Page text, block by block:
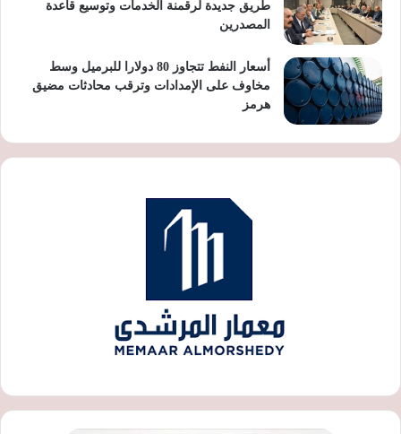
طريق جديدة لرقمنة الخدمات وتوسيع قاعدة
المصدرين
أسعار النفط تتجاوز 80 دولارا للبرميل وسط
مخاوف على الإمدادات وترقب محادثات مضيق
هرمز